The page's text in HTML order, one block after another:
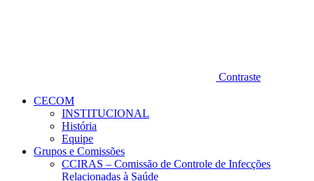
Contraste
CECOM
INSTITUCIONAL
História
Equipe
Grupos e Comissões
CCIRAS – Comissão de Controle de Infecções
Relacionadas à Saúde